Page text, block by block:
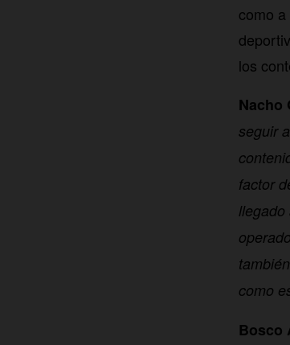
como
los
Nacho
seguir
factor
como
Bosco